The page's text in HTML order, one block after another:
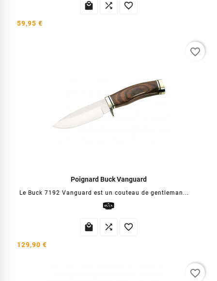
  
59,95 €
Poignard Buck Vanguard
Le Buck 7192 Vanguard est un couteau de gentleman...
  
129,90 €
favorite_border
favorite_border